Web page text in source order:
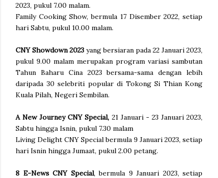
2023, pukul 7.00 malam.
Family Cooking Show, bermula 17 Disember 2022, setiap
hari Sabtu, pukul 10.00 malam.
CNY Showdown 2023 yang bersiaran pada 22 Januari 2023,
pukul 9.00 malam merupakan program variasi sambutan
Tahun Baharu Cina 2023 bersama-sama dengan lebih
daripada 30 selebriti popular di Tokong Si Thian Kong
Kuala Pilah, Negeri Sembilan.
A New Journey CNY Special, 21 Januari - 23 Januari 2023,
Sabtu hingga Isnin, pukul 7.30 malam
Living Delight CNY Special bermula 9 Januari 2023, setiap
hari Isnin hingga Jumaat, pukul 2.00 petang.
8 E-News CNY Special, bermula 9 Januari 2023, setiap